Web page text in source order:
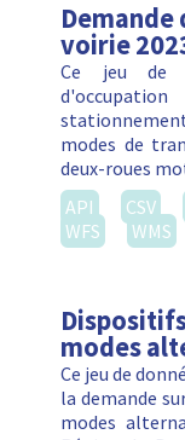
voirie
Ce jeu de
modes de
deux-roues
API
CSV
WFS
WMS
modes
Ce jeu de
la demande
modes